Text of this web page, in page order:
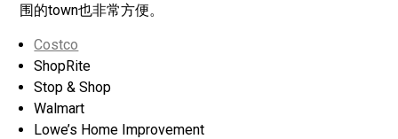
围的town也非常方便。
Costco
ShopRite
Stop & Shop
Walmart
Lowe’s Home Improvement